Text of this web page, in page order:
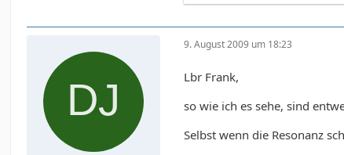
9. August 2009 um 18:23
Lbr Frank,
so wie ich es sehe, sind
Selbst wenn die Resonanz